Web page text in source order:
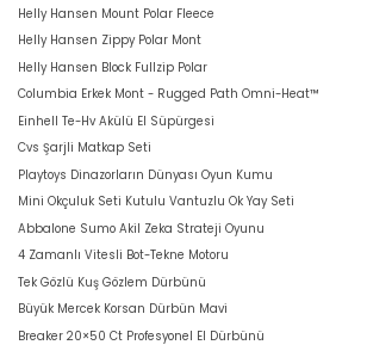
Helly Hansen Mount Polar Fleece
Helly Hansen Zippy Polar Mont
Helly Hansen Block Fullzip Polar
Columbia Erkek Mont - Rugged Path Omni-Heat™
Einhell Te-Hv Akülü El Süpürgesi
Cvs Şarjli Matkap Seti
Playtoys Dinazorların Dünyası Oyun Kumu
Mini Okçuluk Seti Kutulu Vantuzlu Ok Yay Seti
Abbalone Sumo Akil Zeka Strateji Oyunu
4 Zamanlı Vitesli Bot-Tekne Motoru
Tek Gözlü Kuş Gözlem Dürbünü
Büyük Mercek Korsan Dürbün Mavi
Breaker 20×50 Ct Profesyonel El Dürbünü